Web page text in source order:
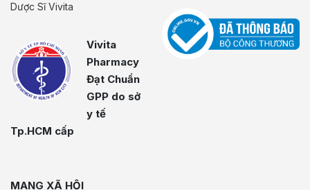
Dược Sĩ Vivita
Vivita
Pharmacy
Đạt Chuẩn
GPP do sở
y tế
Tp.HCM cấp
MẠNG XÃ HỘI